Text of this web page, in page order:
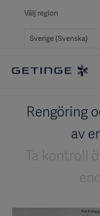
Välj region
Rengöring
av
Ta kontroll